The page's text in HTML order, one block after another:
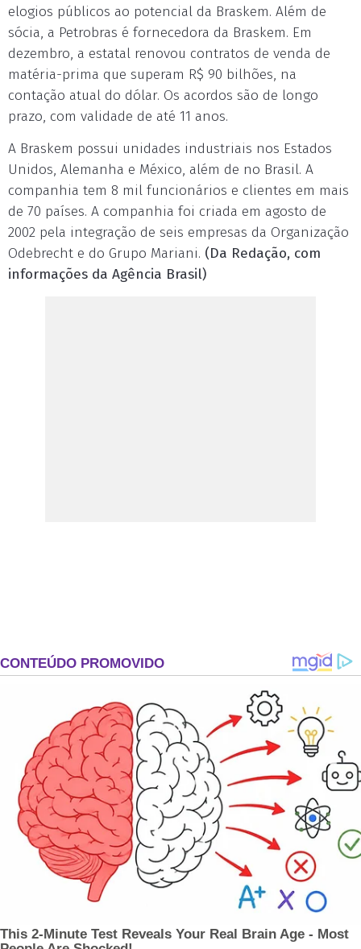
elogios públicos ao potencial da Braskem. Além de
sócia, a Petrobras é fornecedora da Braskem. Em
dezembro, a estatal renovou contratos de venda de
matéria-prima que superam R$ 90 bilhões, na
contação atual do dólar. Os acordos são de longo
prazo, com validade de até 11 anos.
A Braskem possui unidades industriais nos Estados
Unidos, Alemanha e México, além de no Brasil. A
companhia tem 8 mil funcionários e clientes em mais
de 70 países. A companhia foi criada em agosto de
2002 pela integração de seis empresas da Organização
Odebrecht e do Grupo Mariani. (Da Redação, com
informações da Agência Brasil)